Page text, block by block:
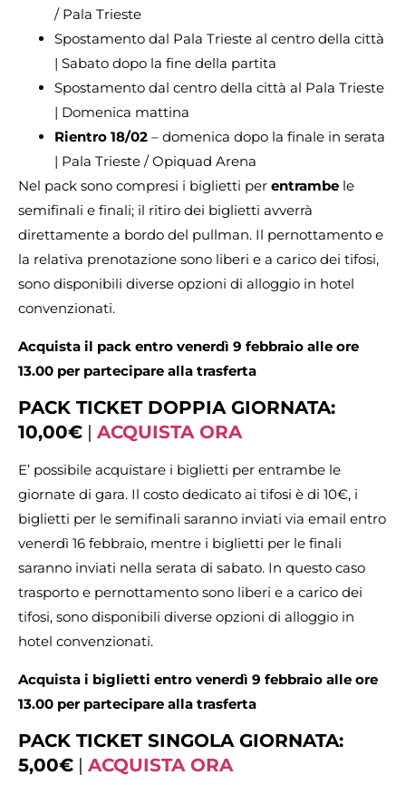
/ Pala Trieste
Spostamento dal Pala Trieste al centro della città
| Sabato dopo la fine della partita
Spostamento dal centro della città al Pala Trieste
| Domenica mattina
Rientro 18/02 – domenica dopo la finale in serata
| Pala Trieste / Opiquad Arena
Nel pack sono compresi i biglietti per entrambe le
semifinali e finali; il ritiro dei biglietti avverrà
direttamente a bordo del pullman. Il pernottamento e
la relativa prenotazione sono liberi e a carico dei tifosi,
sono disponibili diverse opzioni di alloggio in hotel
convenzionati.
Acquista il pack entro venerdì 9 febbraio alle ore
13.00 per partecipare alla trasferta
PACK TICKET DOPPIA GIORNATA:
10,00€ | ACQUISTA ORA
E’ possibile acquistare i biglietti per entrambe le
giornate di gara. Il costo dedicato ai tifosi è di 10€, i
biglietti per le semifinali saranno inviati via email entro
venerdì 16 febbraio, mentre i biglietti per le finali
saranno inviati nella serata di sabato. In questo caso
trasporto e pernottamento sono liberi e a carico dei
tifosi, sono disponibili diverse opzioni di alloggio in
hotel convenzionati.
Acquista i biglietti entro venerdì 9 febbraio alle ore
13.00 per partecipare alla trasferta
PACK TICKET SINGOLA GIORNATA:
5,00€ | ACQUISTA ORA